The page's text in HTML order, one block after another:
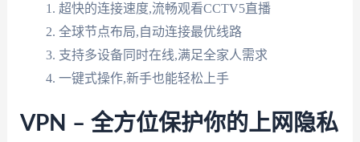
超快的连接速度,流畅观看CCTV5直播
全球节点布局,自动连接最优线路
支持多设备同时在线,满足全家人需求
一键式操作,新手也能轻松上手
VPN – 全方位保护你的上网隐私